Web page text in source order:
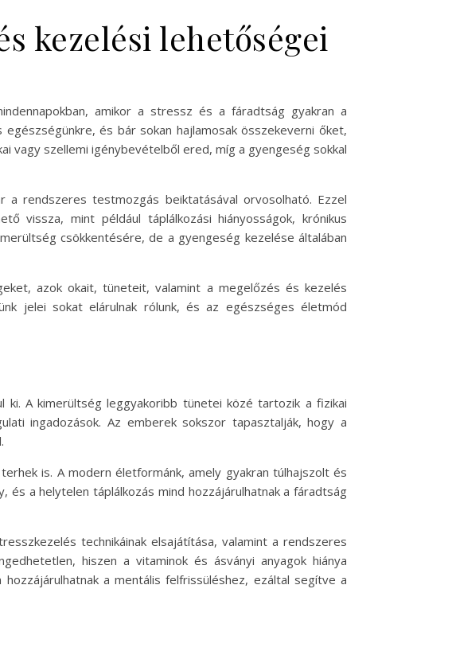
kezelési lehetőségei
amikor a stressz és a fáradtság gyakran a
és bár sokan hajlamosak összekeverni őket,
vagy szellemi igénybevételből ered, míg a gyengeség sokkal
rendszeres testmozgás beiktatásával orvosolható. Ezzel
vissza, mint például táplálkozási hiányosságok, krónikus
csökkentésére, de a gyengeség kezelése általában
azok okait, tüneteit, valamint a megelőzés és kezelés
jelei sokat elárulnak rólunk, és az egészséges életmód
A kimerültség leggyakoribb tünetei közé tartozik a fizikai
ingadozások. Az emberek sokszor tapasztalják, hogy a
is. A modern életformánk, amely gyakran túlhajszolt és
és a helytelen táplálkozás mind hozzájárulhatnak a fáradtság
technikáinak elsajátítása, valamint a rendszeres
hiszen a vitaminok és ásványi anyagok hiánya
a mentális felfrissüléshez, ezáltal segítve a